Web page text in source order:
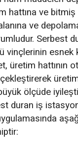
hattına ve
ve
Serbest
vinçlerinin esnek
üretim hattının
ölçüde
duran iş